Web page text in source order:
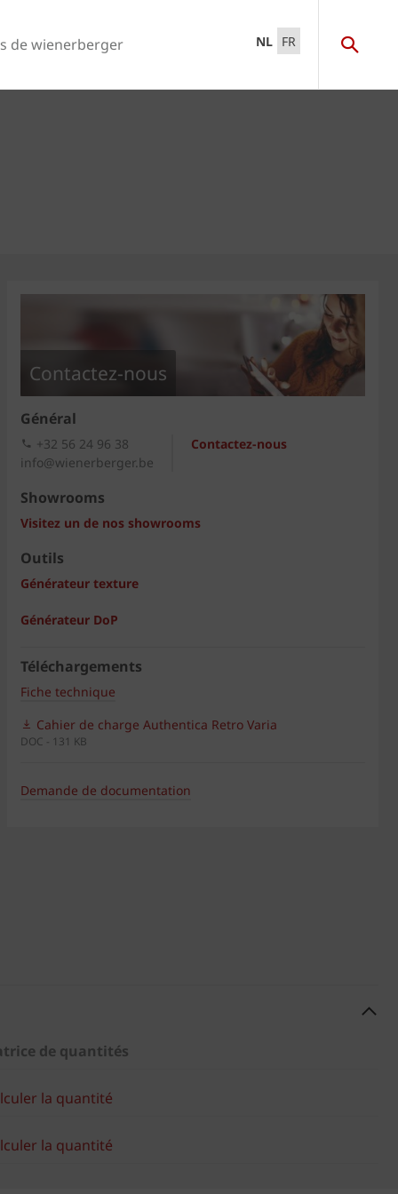
de wienerberger NL FR
Contactez-nous
Général
Contactez-nous
+32 56 24 96 38
info@wienerberger.be
Showrooms
Visitez un de nos showrooms
Outils
Générateur texture
Générateur DoP
Téléchargements
Fiche technique
Cahier de charge Authentica Retro Varia
DOC - 131 KB
Demande de documentation
de quantités
la quantité
la quantité